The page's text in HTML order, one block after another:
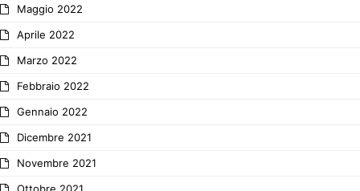
Maggio 2022
Aprile 2022
Marzo 2022
Febbraio 2022
Gennaio 2022
Dicembre 2021
Novembre 2021